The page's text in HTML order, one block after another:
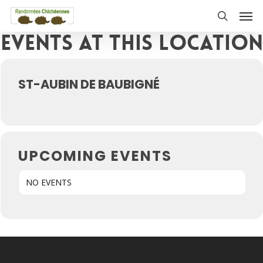
Skip
main
content
Events at this location
ST-AUBIN DE BAUBIGNÉ
UPCOMING EVENTS
NO EVENTS